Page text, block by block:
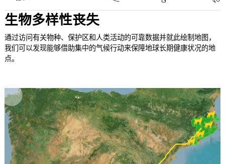
生物多样性丧失
通过访问有关物种、保护区和人类活动的可靠数据并就此绘制地图，
我们可以发现能够借助集中的气候行动来保障地球长期健康状况的地
点。